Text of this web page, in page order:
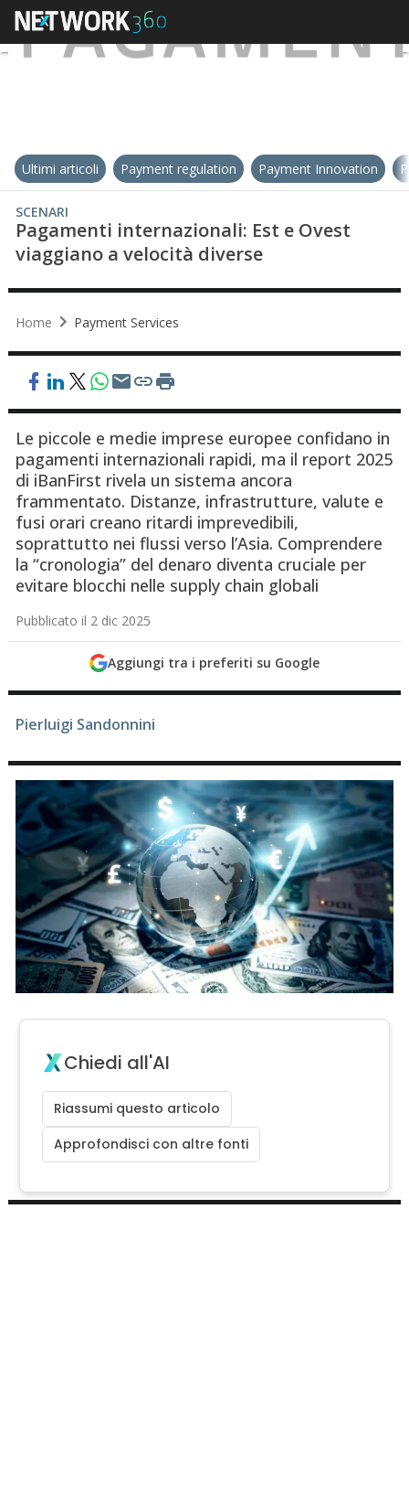
Ultimi articoli Payment regulation Payment Innovation
SCENARI
Pagamenti internazionali: Est e Ovest
viaggiano a velocità diverse
Home Payment Services
Le piccole e medie imprese europee confidano in
pagamenti internazionali rapidi, ma il report 2025
di iBanFirst rivela un sistema ancora
frammentato. Distanze, infrastrutture, valute e
fusi orari creano ritardi imprevedibili,
soprattutto nei flussi verso l’Asia. Comprendere
la “cronologia” del denaro diventa cruciale per
evitare blocchi nelle supply chain globali
Pubblicato il 2 dic 2025
Aggiungi tra i preferiti su Google
Pierluigi Sandonnini
Chiedi all'AI
Riassumi questo articolo
Approfondisci con altre fonti